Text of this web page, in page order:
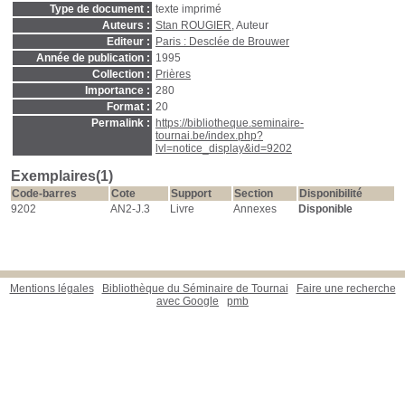
Type de document : texte imprimé
Auteurs : Stan ROUGIER, Auteur
Editeur :
Paris : Desclée de Brouwer
Année de publication : 1995
Collection :
Prières
Importance : 280
Format : 20
Permalink :
https://bibliotheque.seminaire-
tournai.be/index.php?
lvl=notice_display&id=9202
Exemplaires(1)
Code-barres Cote Support Section
Disponibilité
9202
AN2-J.3 Livre Annexes Disponible
Mentions légales Bibliothèque du Séminaire de Tournai
Faire une recherche
avec Google
pmb